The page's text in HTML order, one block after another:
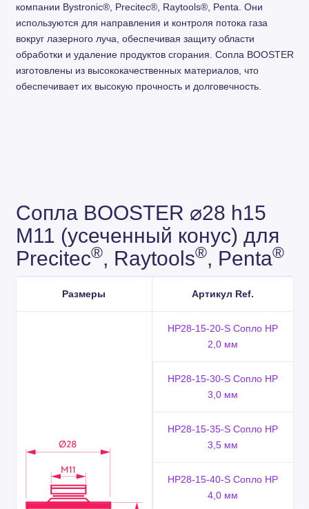
компании Bystronic®, Precitec®, Raytools®, Penta. Они
используются для направления и контроля потока газа
вокруг лазерного луча, обеспечивая защиту области
обработки и удаление продуктов сгорания. Сопла BOOSTER
изготовлены из высококачественных материалов, что
обеспечивает их высокую прочность и долговечность.
Сопла BOOSTER ⌀28 h15
M11 (усеченный конус) для
Precitec®, Raytools®, Penta®
Размеры Артикул Ref.
HP28-15-20-S Сопло HP
2,0 мм
HP28-15-30-S Сопло HP
3,0 мм
HP28-15-35-S Сопло HP
3,5 мм
HP28-15-40-S Сопло HP
4,0 мм